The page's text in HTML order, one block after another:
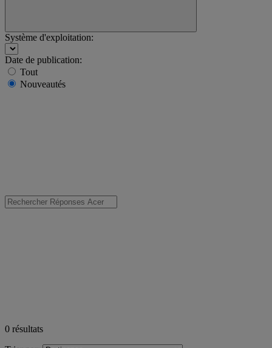
Système d'exploitation:
Date de publication:
Tout
Nouveautés
0 résultats